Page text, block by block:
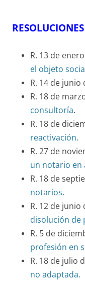
R. 13 de
el objeto
R. 14 de junio
R. 18 de
consultoría.
R. 18 de
reactivación.
R. 27 de
un notario en
R. 18 de
notarios.
R. 12 de junio
disolución de
R. 5 de
profesión en
R. 18 de julio
no adaptada.